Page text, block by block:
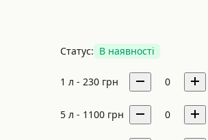
Статус: В наявності
1 л - 230 грн 0
5 л - 1100 грн 0